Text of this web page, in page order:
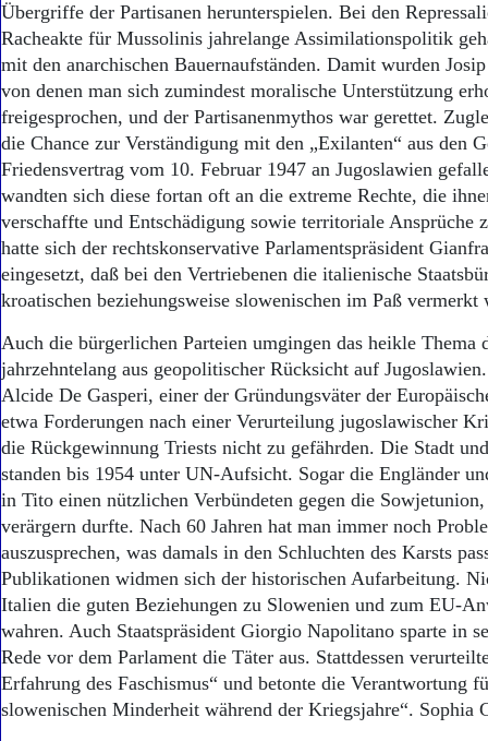
Übergriffe der Partisanen herunterspielen. Bei den
Racheakte für Mussolinis jahrelange Assimilationspolitik
mit den anarchischen Bauernaufständen. Damit wurden
von denen man sich zumindest moralische Unterstützung
freigesprochen, und der Partisanenmythos war gerettet.
die Chance zur Verständigung mit den „Exilanten“ aus den
Friedensvertrag vom 10. Februar 1947 an Jugoslawien
wandten sich diese fortan oft an die extreme Rechte, die
verschaffte und Entschädigung sowie territoriale Ansprüche
hatte sich der rechtskonservative Parlamentspräsident
eingesetzt, daß bei den Vertriebenen die italienische
kroatischen beziehungsweise slowenischen im Paß vermerkt
Auch die bürgerlichen Parteien umgingen das heikle Thema
jahrzehntelang aus geopolitischer Rücksicht auf
Alcide De Gasperi, einer der Gründungsväter der
etwa Forderungen nach einer Verurteilung jugoslawischer
die Rückgewinnung Triests nicht zu gefährden. Die Stadt
standen bis 1954 unter UN-Aufsicht. Sogar die Engländer
in Tito einen nützlichen Verbündeten gegen die
verärgern durfte. Nach 60 Jahren hat man immer noch
auszusprechen, was damals in den Schluchten des Karsts
Publikationen widmen sich der historischen Aufarbeitung.
Italien die guten Beziehungen zu Slowenien und zum EU-
wahren. Auch Staatspräsident Giorgio Napolitano sparte in
Rede vor dem Parlament die Täter aus. Stattdessen
Erfahrung des Faschismus“ und betonte die Verantwortung
slowenischen Minderheit während der Kriegsjahre“. Sophia